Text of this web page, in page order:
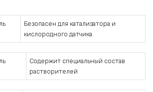
Безопасен для катализатора и
кислородного датчика.
Содержит специальный состав
растворителей